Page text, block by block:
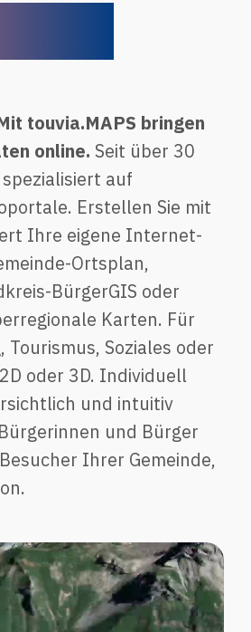
touvia.MAPS bringen
online. Seit über 30
auf
Erstellen Sie mit
Ihre eigene Internet-
Ortsplan,
BürgerGIS oder
Karten. Für
Soziales oder
oder 3D. Individuell
und intuitiv
und Bürger
Ihrer Gemeinde,